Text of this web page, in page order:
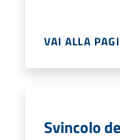
VAI ALLA
Svincolo